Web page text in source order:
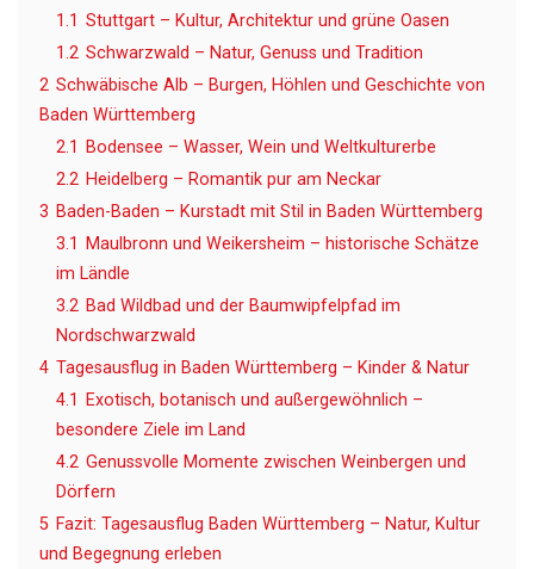
1.1 Stuttgart – Kultur, Architektur und grüne Oasen
1.2 Schwarzwald – Natur, Genuss und Tradition
2 Schwäbische Alb – Burgen, Höhlen und Geschichte von
Baden Württemberg
2.1
Bodensee – Wasser, Wein und Weltkulturerbe
2.2 Heidelberg – Romantik pur am Neckar
3 Baden-Baden – Kurstadt mit Stil in Baden Württemberg
3.1
Maulbronn und Weikersheim – historische Schätze
im Ländle
3.2 Bad Wildbad und der Baumwipfelpfad im
Nordschwarzwald
4 Tagesausflug in Baden Württemberg – Kinder & Natur
4.1
Exotisch, botanisch und außergewöhnlich –
besondere Ziele im Land
4.2 Genussvolle Momente zwischen Weinbergen und
Dörfern
5 Fazit: Tagesausflug Baden Württemberg – Natur, Kultur
und Begegnung erleben